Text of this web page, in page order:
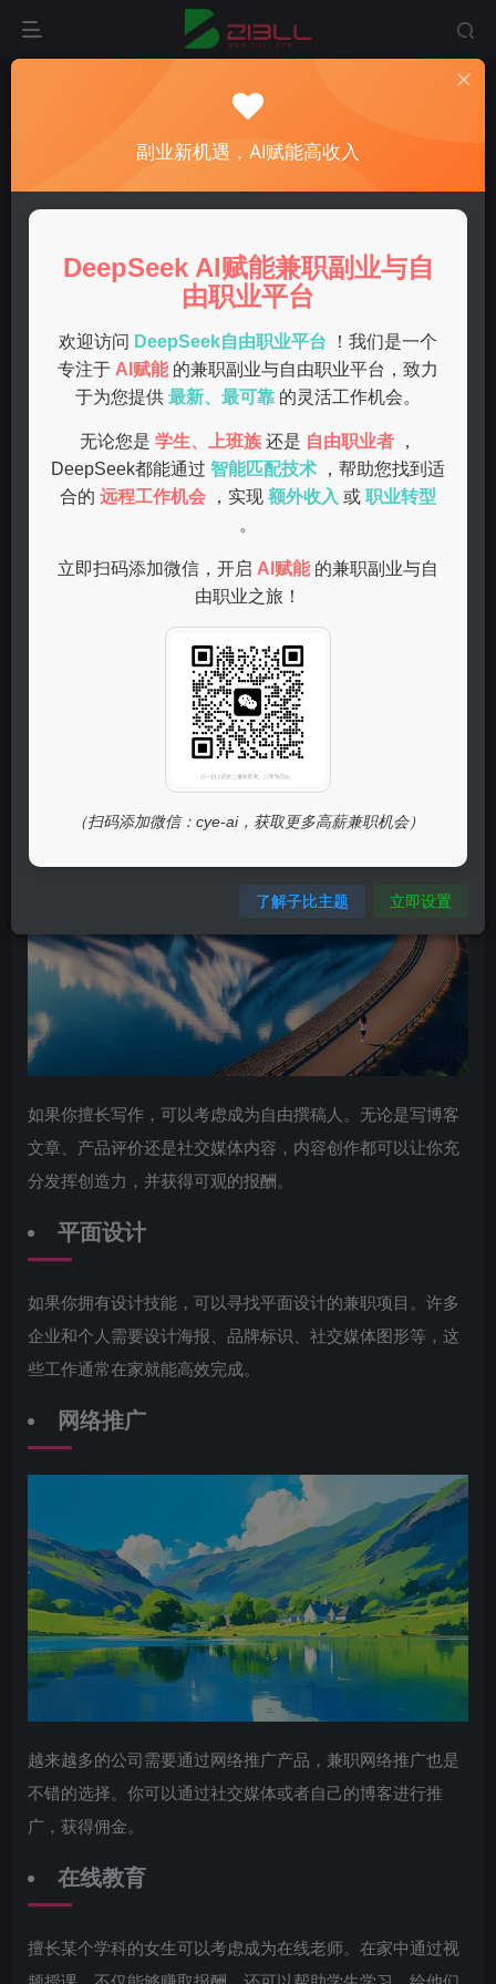
适合女生在家的高薪兼职工作推荐
关注 私信
随着网络的发展和灵活工作方式的普及，在家兼职成为了越
来越多女生的选择。不论是为了增加收入，还是为了灵活安
排时间，以下是一些适合女生在家的高薪兼职工作推荐。
在线客服
在线客服工作通常要求灵活的工作时间，适合在家工作的女
生。许多公司需要兼职客服来处理客户咨询，这项工作既能
锻炼沟通能力，又可以在家轻松完成。
内容创作
如果你擅长写作，可以考虑成为自由撰稿人。无论是写博客
文章、产品评价还是社交媒体内容，内容创作都可以让你充
分发挥创造力，并获得可观的报酬。
平面设计
如果你拥有设计技能，可以寻找平面设计的兼职项目。许多
企业和个人需要设计海报、品牌标识、社交媒体图形等，这
些工作通常在家就能高效完成。
网络推广
越来越多的公司需要通过网络推广产品，兼职网络推广也是
不错的选择。你可以通过社交媒体或者自己的博客进行推
广，获得佣金。
在线教育
擅长某个学科的女生可以考虑成为在线老师。在家中通过视
副业新机遇，AI赋能高收入
DeepSeek AI赋能兼职副业与自
由职业平台
欢迎访问 DeepSeek自由职业平台
！我们是一个
专注于 AI赋能 的兼职副业与自由职业平台，致力
于为您提供 最新、最可靠 的灵活工作机会。
无论您是 学生、上班族 还是 自由职业者
，
DeepSeek都能通过 智能匹配技术
，帮助您找到适
合的 远程工作机会 ，实现 额外收入 或 职业转型
。
立即扫码添加微信，开启 AI赋能 的兼职副业与自
由职业之旅！
（扫码添加微信：cye-ai，获取更多高薪兼职机会）
了解子比主题 立即设置